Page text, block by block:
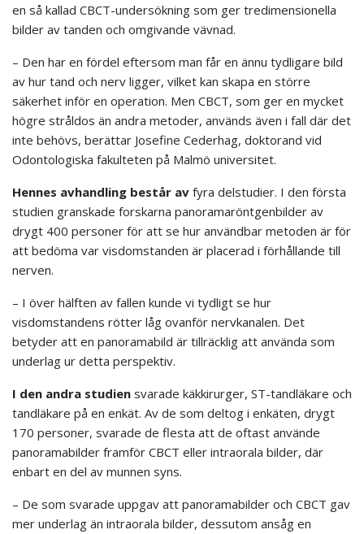
en så kallad CBCT-undersökning som ger tredimensionella
bilder av tanden och omgivande vävnad.
– Den har en fördel eftersom man får en ännu tydligare bild
av hur tand och nerv ligger, vilket kan skapa en större
säkerhet inför en operation. Men CBCT, som ger en mycket
högre stråldos än andra metoder, används även i fall där det
inte behövs, berättar Josefine Cederhag, doktorand vid
Odontologiska fakulteten på Malmö universitet.
Hennes avhandling består av fyra delstudier. I den första
studien granskade forskarna panoramaröntgenbilder av
drygt 400 personer för att se hur användbar metoden är för
att bedöma var visdomstanden är placerad i förhållande till
nerven.
– I över hälften av fallen kunde vi tydligt se hur
visdomstandens rötter låg ovanför nervkanalen. Det
betyder att en panoramabild är tillräcklig att använda som
underlag ur detta perspektiv.
I den andra studien svarade käkkirurger, ST-tandläkare och
tandläkare på en enkät. Av de som deltog i enkäten, drygt
170 personer, svarade de flesta att de oftast använde
panoramabilder framför CBCT eller intraorala bilder, där
enbart en del av munnen syns.
– De som svarade uppgav att panoramabilder och CBCT gav
mer underlag än intraorala bilder, dessutom ansåg en